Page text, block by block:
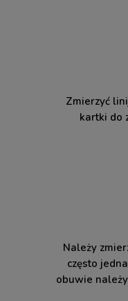
Zmierzyć
kartki do
Należy
często
obuwie